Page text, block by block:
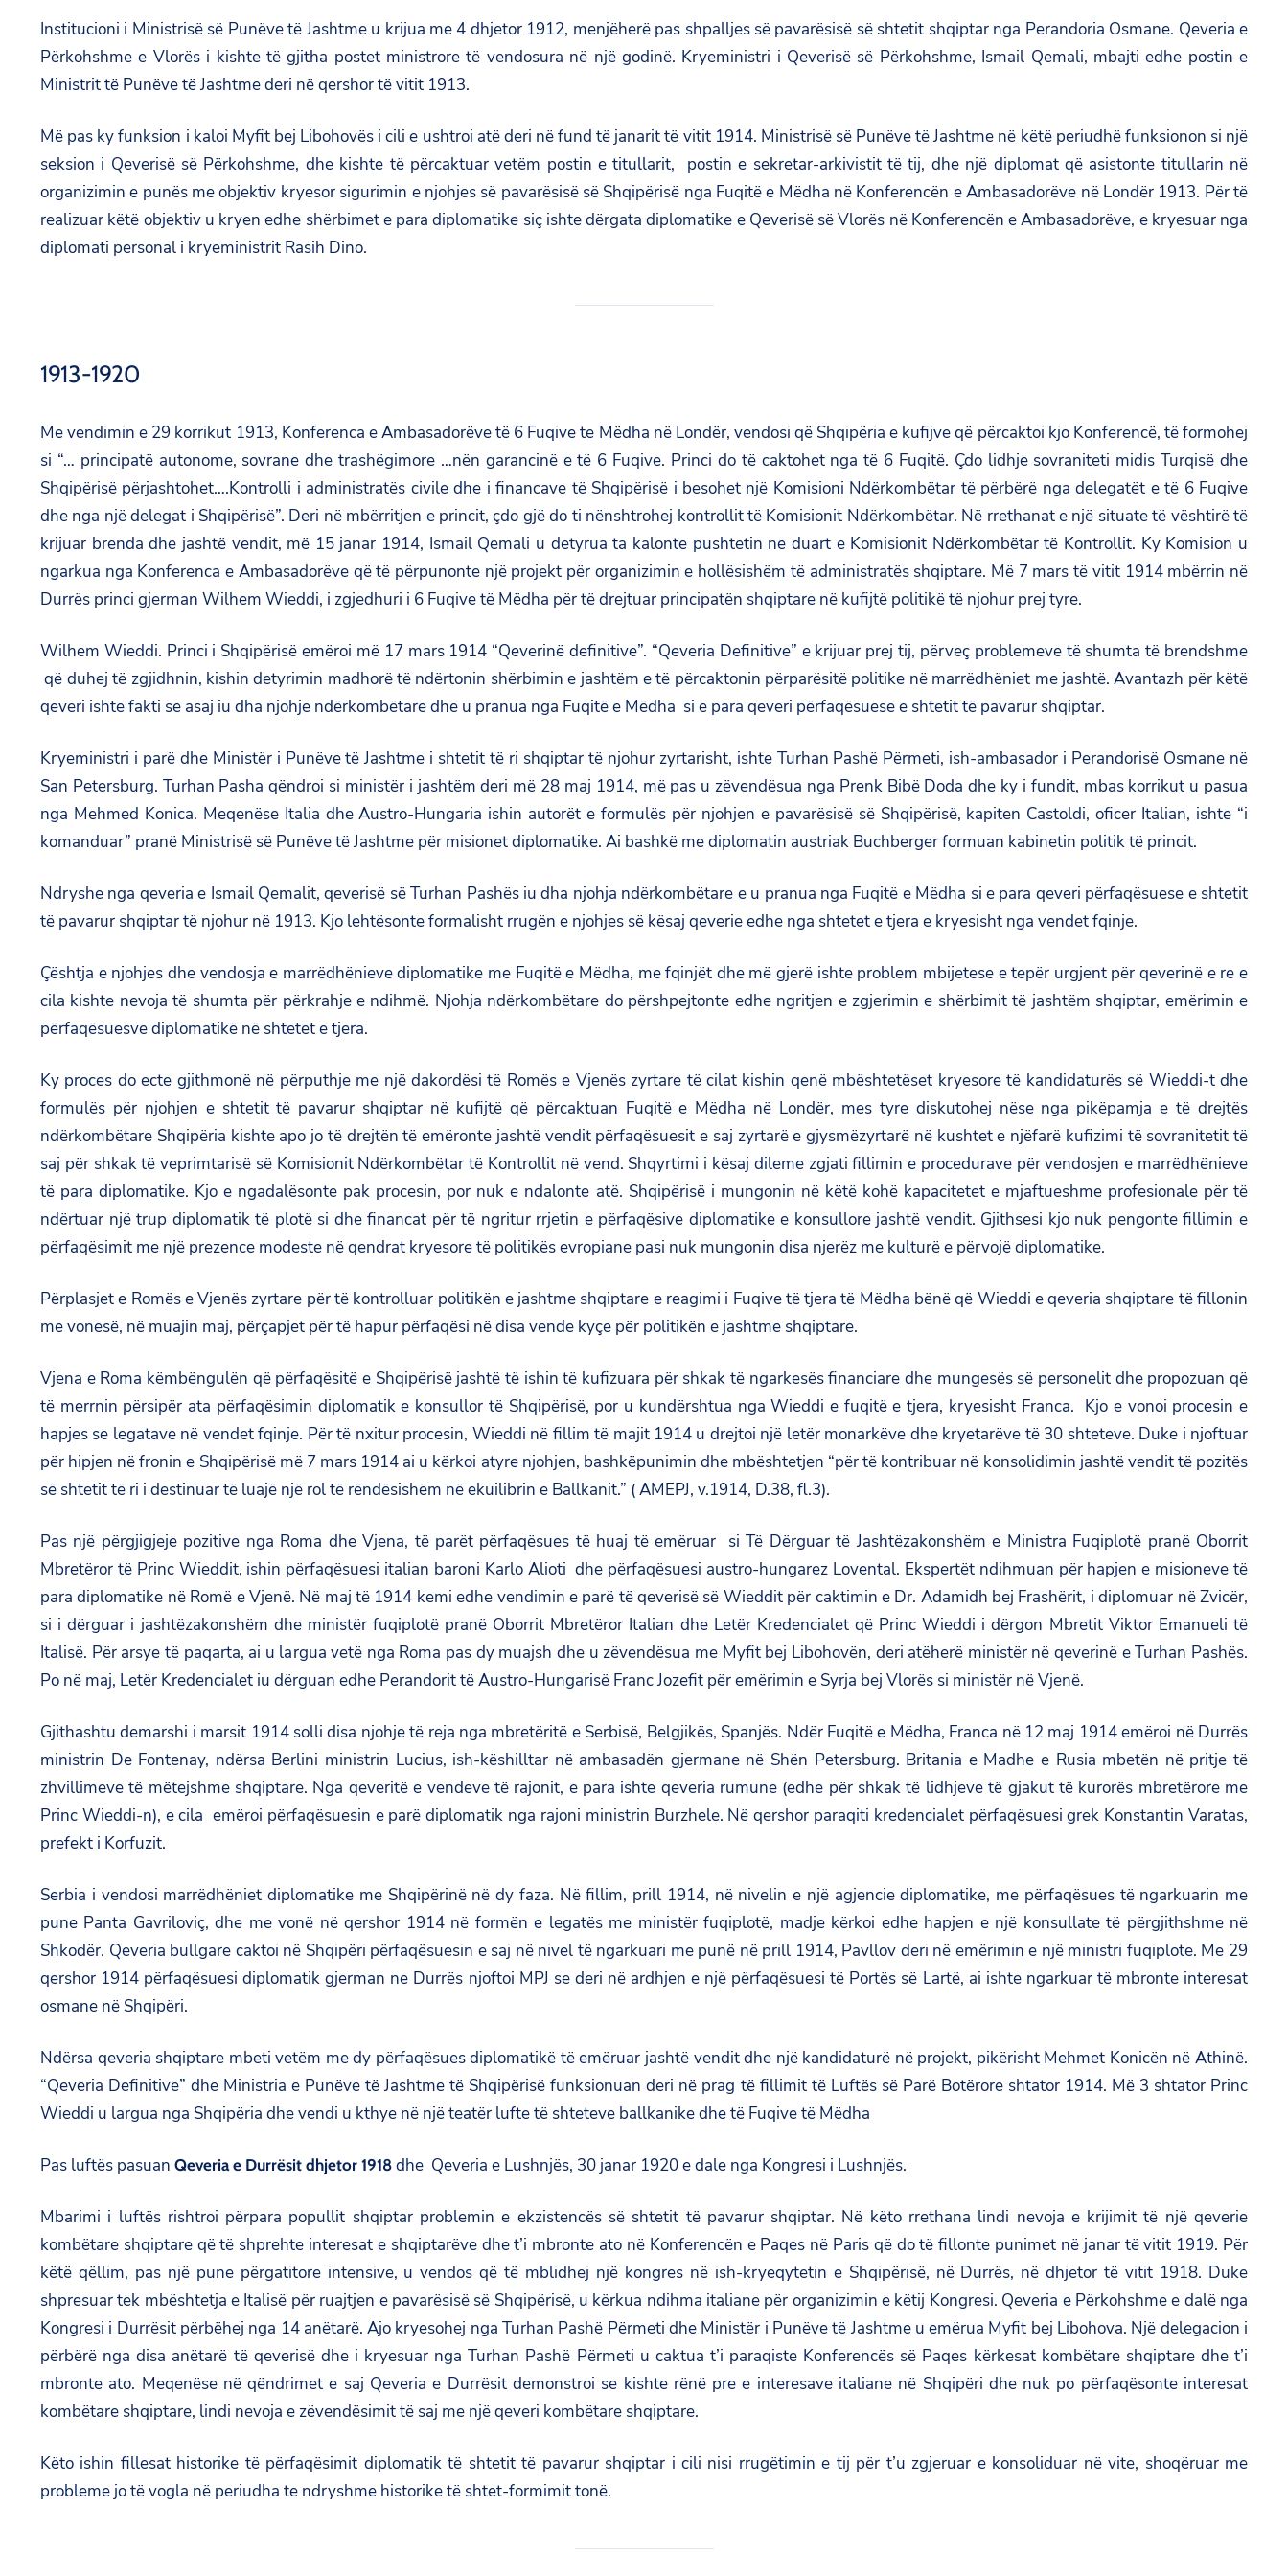
Institucioni i Ministrisë së Punëve të Jashtme u krijua me 4 dhjetor 1912, menjëherë pas shpalljes së pavarësisë së shtetit shqiptar nga Perandoria Osmane. Qeveria e
Përkohshme e Vlorës i kishte të gjitha postet ministrore të vendosura në një godinë. Kryeministri i Qeverisë së Përkohshme, Ismail Qemali, mbajti edhe postin e
Ministrit të Punëve të Jashtme deri në qershor të vitit 1913.
Më pas ky funksion i kaloi Myfit bej Libohovës i cili e ushtroi atë deri në fund të janarit të vitit 1914. Ministrisë së Punëve të Jashtme në këtë periudhë funksionon si një
seksion i Qeverisë së Përkohshme, dhe kishte të përcaktuar vetëm postin e titullarit, postin e sekretar-arkivistit të tij, dhe një diplomat që asistonte titullarin në
organizimin e punës me objektiv kryesor sigurimin e njohjes së pavarësisë së Shqipërisë nga Fuqitë e Mëdha në Konferencën e Ambasadorëve në Londër 1913. Për të
realizuar këtë objektiv u kryen edhe shërbimet e para diplomatike siç ishte dërgata diplomatike e Qeverisë së Vlorës në Konferencën e Ambasadorëve, e kryesuar nga
diplomati personal i kryeministrit Rasih Dino.
1913-1920
Me vendimin e 29 korrikut 1913, Konferenca e Ambasadorëve të 6 Fuqive te Mëdha në Londër, vendosi që Shqipëria e kufijve që përcaktoi kjo Konferencë, të formohej
si “… principatë autonome, sovrane dhe trashëgimore …nën garancinë e të 6 Fuqive. Princi do të caktohet nga të 6 Fuqitë. Çdo lidhje sovraniteti midis Turqisë dhe
Shqipërisë përjashtohet….Kontrolli i administratës civile dhe i financave të Shqipërisë i besohet një Komisioni Ndërkombëtar të përbërë nga delegatët e të 6 Fuqive
dhe nga një delegat i Shqipërisë”. Deri në mbërritjen e princit, çdo gjë do ti nënshtrohej kontrollit të Komisionit Ndërkombëtar. Në rrethanat e një situate të vështirë të
krijuar brenda dhe jashtë vendit, më 15 janar 1914, Ismail Qemali u detyrua ta kalonte pushtetin ne duart e Komisionit Ndërkombëtar të Kontrollit. Ky Komision u
ngarkua nga Konferenca e Ambasadorëve që të përpunonte një projekt për organizimin e hollësishëm të administratës shqiptare. Më 7 mars të vitit 1914 mbërrin në
Durrës princi gjerman Wilhem Wieddi, i zgjedhuri i 6 Fuqive të Mëdha për të drejtuar principatën shqiptare në kufijtë politikë të njohur prej tyre.
Wilhem Wieddi. Princi i Shqipërisë emëroi më 17 mars 1914 “Qeverinë definitive”. “Qeveria Definitive” e krijuar prej tij, përveç problemeve të shumta të brendshme
që duhej të zgjidhnin, kishin detyrimin madhorë të ndërtonin shërbimin e jashtëm e të përcaktonin përparësitë politike në marrëdhëniet me jashtë. Avantazh për këtë
qeveri ishte fakti se asaj iu dha njohje ndërkombëtare dhe u pranua nga Fuqitë e Mëdha si e para qeveri përfaqësuese e shtetit të pavarur shqiptar.
Kryeministri i parë dhe Ministër i Punëve të Jashtme i shtetit të ri shqiptar të njohur zyrtarisht, ishte Turhan Pashë Përmeti, ish-ambasador i Perandorisë Osmane në
San Petersburg. Turhan Pasha qëndroi si ministër i jashtëm deri më 28 maj 1914, më pas u zëvendësua nga Prenk Bibë Doda dhe ky i fundit, mbas korrikut u pasua
nga Mehmed Konica. Meqenëse Italia dhe Austro-Hungaria ishin autorët e formulës për njohjen e pavarësisë së Shqipërisë, kapiten Castoldi, oficer Italian, ishte “i
komanduar” pranë Ministrisë së Punëve të Jashtme për misionet diplomatike. Ai bashkë me diplomatin austriak Buchberger formuan kabinetin politik të princit.
Ndryshe nga qeveria e Ismail Qemalit, qeverisë së Turhan Pashës iu dha njohja ndërkombëtare e u pranua nga Fuqitë e Mëdha si e para qeveri përfaqësuese e shtetit
të pavarur shqiptar të njohur në 1913. Kjo lehtësonte formalisht rrugën e njohjes së kësaj qeverie edhe nga shtetet e tjera e kryesisht nga vendet fqinje.
Çështja e njohjes dhe vendosja e marrëdhënieve diplomatike me Fuqitë e Mëdha, me fqinjët dhe më gjerë ishte problem mbijetese e tepër urgjent për qeverinë e re e
cila kishte nevoja të shumta për përkrahje e ndihmë. Njohja ndërkombëtare do përshpejtonte edhe ngritjen e zgjerimin e shërbimit të jashtëm shqiptar, emërimin e
përfaqësuesve diplomatikë në shtetet e tjera.
Ky proces do ecte gjithmonë në përputhje me një dakordësi të Romës e Vjenës zyrtare të cilat kishin qenë mbështetëset kryesore të kandidaturës së Wieddi-t dhe
formulës për njohjen e shtetit të pavarur shqiptar në kufijtë që përcaktuan Fuqitë e Mëdha në Londër, mes tyre diskutohej nëse nga pikëpamja e të drejtës
ndërkombëtare Shqipëria kishte apo jo të drejtën të emëronte jashtë vendit përfaqësuesit e saj zyrtarë e gjysmëzyrtarë në kushtet e njëfarë kufizimi të sovranitetit të
saj për shkak të veprimtarisë së Komisionit Ndërkombëtar të Kontrollit në vend. Shqyrtimi i kësaj dileme zgjati fillimin e procedurave për vendosjen e marrëdhënieve
të para diplomatike. Kjo e ngadalësonte pak procesin, por nuk e ndalonte atë. Shqipërisë i mungonin në këtë kohë kapacitetet e mjaftueshme profesionale për të
ndërtuar një trup diplomatik të plotë si dhe financat për të ngritur rrjetin e përfaqësive diplomatike e konsullore jashtë vendit. Gjithsesi kjo nuk pengonte fillimin e
përfaqësimit me një prezence modeste në qendrat kryesore të politikës evropiane pasi nuk mungonin disa njerëz me kulturë e përvojë diplomatike.
Përplasjet e Romës e Vjenës zyrtare për të kontrolluar politikën e jashtme shqiptare e reagimi i Fuqive të tjera të Mëdha bënë që Wieddi e qeveria shqiptare të fillonin
me vonesë, në muajin maj, përçapjet për të hapur përfaqësi në disa vende kyçe për politikën e jashtme shqiptare.
Vjena e Roma këmbëngulën që përfaqësitë e Shqipërisë jashtë të ishin të kufizuara për shkak të ngarkesës financiare dhe mungesës së personelit dhe propozuan që
të merrnin përsipër ata përfaqësimin diplomatik e konsullor të Shqipërisë, por u kundërshtua nga Wieddi e fuqitë e tjera, kryesisht Franca. Kjo e vonoi procesin e
hapjes se legatave në vendet fqinje. Për të nxitur procesin, Wieddi në fillim të majit 1914 u drejtoi një letër monarkëve dhe kryetarëve të 30 shteteve. Duke i njoftuar
për hipjen në fronin e Shqipërisë më 7 mars 1914 ai u kërkoi atyre njohjen, bashkëpunimin dhe mbështetjen “për të kontribuar në konsolidimin jashtë vendit të pozitës
së shtetit të ri i destinuar të luajë një rol të rëndësishëm në ekuilibrin e Ballkanit.” ( AMEPJ, v.1914, D.38, fl.3).
Pas një përgjigjeje pozitive nga Roma dhe Vjena, të parët përfaqësues të huaj të emëruar si Të Dërguar të Jashtëzakonshëm e Ministra Fuqiplotë pranë Oborrit
Mbretëror të Princ Wieddit, ishin përfaqësuesi italian baroni Karlo Alioti dhe përfaqësuesi austro-hungarez Lovental. Ekspertët ndihmuan për hapjen e misioneve të
para diplomatike në Romë e Vjenë. Në maj të 1914 kemi edhe vendimin e parë të qeverisë së Wieddit për caktimin e Dr. Adamidh bej Frashërit, i diplomuar në Zvicër,
si i dërguar i jashtëzakonshëm dhe ministër fuqiplotë pranë Oborrit Mbretëror Italian dhe Letër Kredencialet që Princ Wieddi i dërgon Mbretit Viktor Emanueli të
Italisë. Për arsye të paqarta, ai u largua vetë nga Roma pas dy muajsh dhe u zëvendësua me Myfit bej Libohovën, deri atëherë ministër në qeverinë e Turhan Pashës.
Po në maj, Letër Kredencialet iu dërguan edhe Perandorit të Austro-Hungarisë Franc Jozefit për emërimin e Syrja bej Vlorës si ministër në Vjenë.
Gjithashtu demarshi i marsit 1914 solli disa njohje të reja nga mbretëritë e Serbisë, Belgjikës, Spanjës. Ndër Fuqitë e Mëdha, Franca në 12 maj 1914 emëroi në Durrës
ministrin De Fontenay, ndërsa Berlini ministrin Lucius, ish-këshilltar në ambasadën gjermane në Shën Petersburg. Britania e Madhe e Rusia mbetën në pritje të
zhvillimeve të mëtejshme shqiptare. Nga qeveritë e vendeve të rajonit, e para ishte qeveria rumune (edhe për shkak të lidhjeve të gjakut të kurorës mbretërore me
Princ Wieddi-n), e cila emëroi përfaqësuesin e parë diplomatik nga rajoni ministrin Burzhele. Në qershor paraqiti kredencialet përfaqësuesi grek Konstantin Varatas,
prefekt i Korfuzit.
Serbia i vendosi marrëdhëniet diplomatike me Shqipërinë në dy faza. Në fillim, prill 1914, në nivelin e një agjencie diplomatike, me përfaqësues të ngarkuarin me
pune Panta Gavriloviç, dhe me vonë në qershor 1914 në formën e legatës me ministër fuqiplotë, madje kërkoi edhe hapjen e një konsullate të përgjithshme në
Shkodër. Qeveria bullgare caktoi në Shqipëri përfaqësuesin e saj në nivel të ngarkuari me punë në prill 1914, Pavllov deri në emërimin e një ministri fuqiplote. Me 29
qershor 1914 përfaqësuesi diplomatik gjerman ne Durrës njoftoi MPJ se deri në ardhjen e një përfaqësuesi të Portës së Lartë, ai ishte ngarkuar të mbronte interesat
osmane në Shqipëri.
Ndërsa qeveria shqiptare mbeti vetëm me dy përfaqësues diplomatikë të emëruar jashtë vendit dhe një kandidaturë në projekt, pikërisht Mehmet Konicën në Athinë.
“Qeveria Definitive” dhe Ministria e Punëve të Jashtme të Shqipërisë funksionuan deri në prag të fillimit të Luftës së Parë Botërore shtator 1914. Më 3 shtator Princ
Wieddi u largua nga Shqipëria dhe vendi u kthye në një teatër lufte të shteteve ballkanike dhe të Fuqive të Mëdha
Pas luftës pasuan Qeveria e Durrësit dhjetor 1918 dhe Qeveria e Lushnjës, 30 janar 1920 e dale nga Kongresi i Lushnjës.
Mbarimi i luftës rishtroi përpara popullit shqiptar problemin e ekzistencës së shtetit të pavarur shqiptar. Në këto rrethana lindi nevoja e krijimit të një qeverie
kombëtare shqiptare që të shprehte interesat e shqiptarëve dhe t’i mbronte ato në Konferencën e Paqes në Paris që do të fillonte punimet në janar të vitit 1919. Për
këtë qëllim, pas një pune përgatitore intensive, u vendos që të mblidhej një kongres në ish-kryeqytetin e Shqipërisë, në Durrës, në dhjetor të vitit 1918. Duke
shpresuar tek mbështetja e Italisë për ruajtjen e pavarësisë së Shqipërisë, u kërkua ndihma italiane për organizimin e këtij Kongresi. Qeveria e Përkohshme e dalë nga
Kongresi i Durrësit përbëhej nga 14 anëtarë. Ajo kryesohej nga Turhan Pashë Përmeti dhe Ministër i Punëve të Jashtme u emërua Myfit bej Libohova. Një delegacion i
përbërë nga disa anëtarë të qeverisë dhe i kryesuar nga Turhan Pashë Përmeti u caktua t’i paraqiste Konferencës së Paqes kërkesat kombëtare shqiptare dhe t’i
mbronte ato. Meqenëse në qëndrimet e saj Qeveria e Durrësit demonstroi se kishte rënë pre e interesave italiane në Shqipëri dhe nuk po përfaqësonte interesat
kombëtare shqiptare, lindi nevoja e zëvendësimit të saj me një qeveri kombëtare shqiptare.
Këto ishin fillesat historike të përfaqësimit diplomatik të shtetit të pavarur shqiptar i cili nisi rrugëtimin e tij për t’u zgjeruar e konsoliduar në vite, shoqëruar me
probleme jo të vogla në periudha te ndryshme historike të shtet-formimit tonë.​